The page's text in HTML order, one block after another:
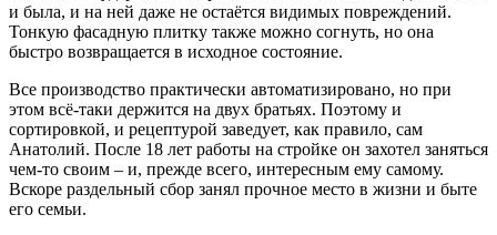
и была, и на ней даже не остаётся видимых повреждений.
Тонкую фасадную плитку также можно согнуть, но она
быстро возвращается в исходное состояние.
Все производство практически автоматизировано, но при
этом всё-таки держится на двух братьях. Поэтому и
сортировкой, и рецептурой заведует, как правило, сам
Анатолий. После 18 лет работы на стройке он захотел заняться
чем-то своим – и, прежде всего, интересным ему самому.
Вскоре раздельный сбор занял прочное место в жизни и быте
его семьи.